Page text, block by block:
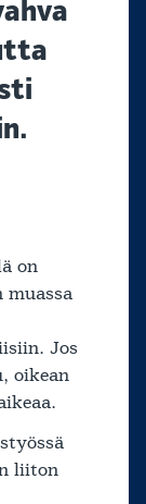
on
muassa
Jos
oikean
liiton